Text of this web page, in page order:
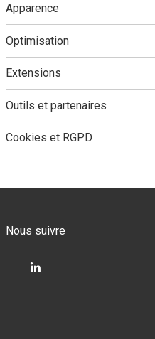
Apparence
Optimisation
Extensions
Outils et partenaires
Cookies et RGPD
Nous suivre
Suivez-